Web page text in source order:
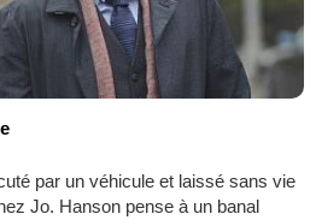
par un véhicule et laissé sans vie
Jo. Hanson pense à un banal